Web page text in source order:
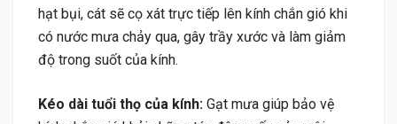
hạt bụi, cát sẽ cọ xát trực tiếp lên kính chắn gió khi
có nước mưa chảy qua, gây trầy xước và làm giảm
độ trong suốt của kính.
Kéo dài tuổi thọ của kính: Gạt mưa giúp bảo vệ